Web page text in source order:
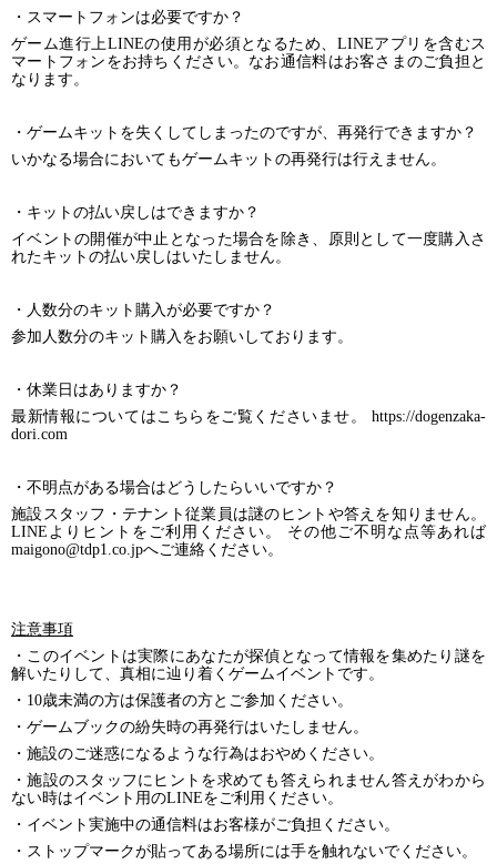
・スマートフォンは必要ですか？
ゲーム進行上LINEの使用が必須となるため、LINEアプリを含むス
マートフォンをお持ちください。なお通信料はお客さまのご負担と
なります。
・ゲームキットを失くしてしまったのですが、再発行できますか？
いかなる場合においてもゲームキットの再発行は行えません。
・キットの払い戻しはできますか？
イベントの開催が中止となった場合を除き、原則として一度購入さ
れたキットの払い戻しはいたしません。
・人数分のキット購入が必要ですか？
参加人数分のキット購入をお願いしております。
・休業日はありますか？
最新情報についてはこちらをご覧くださいませ。 https://dogenzaka-
dori.com
・不明点がある場合はどうしたらいいですか？
施設スタッフ・テナント従業員は謎のヒントや答えを知りません。
LINEよりヒントをご利用ください。 その他ご不明な点等あれば
maigono@tdp1.co.jpへご連絡ください。
注意事項
・このイベントは実際にあなたが探偵となって情報を集めたり謎を
解いたりして、真相に辿り着くゲームイベントです。
・ 10歳未満の方は保護者の方とご参加ください。
・ゲームブックの紛失時の再発行はいたしません。
・施設のご迷惑になるような行為はおやめください。
・施設のスタッフにヒントを求めても答えられません答えがわから
ない時はイベント用のLINEをご利用ください。
・イベント実施中の通信料はお客様がご負担ください。
・ストップマークが貼ってある場所には手を触れないでください。